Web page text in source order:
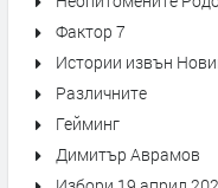
Фактор 7
Истории извън
Различните
Гейминг
Димитър Аврамов